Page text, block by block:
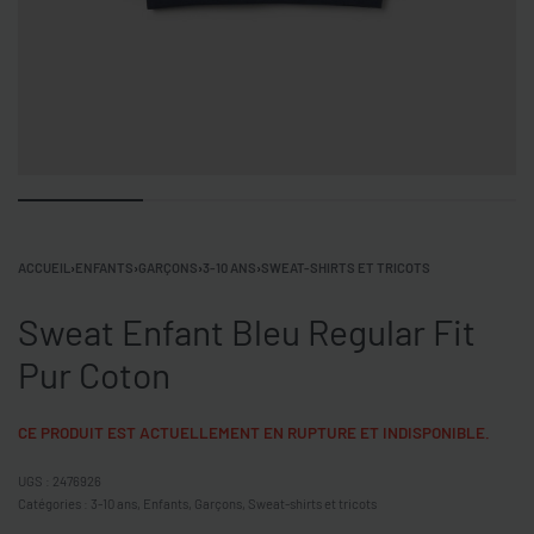
ACCUEIL ›ENFANTS›GARÇONS›3-10 ANS›SWEAT-SHIRTS ET TRICOTS
Sweat Enfant Bleu Regular Fit
Pur Coton
CE PRODUIT EST ACTUELLEMENT EN RUPTURE ET INDISPONIBLE.
2476926
Catégories : 3-10 ans Enfants Garçons Sweat-shirts et tricots